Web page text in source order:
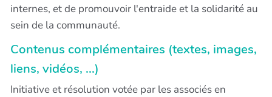
internes, et de promouvoir l'entraide et la solidarité au
sein de la communauté.
Contenus complémentaires (textes, images,
liens, vidéos, ...)
Initiative et résolution votée par les associés en